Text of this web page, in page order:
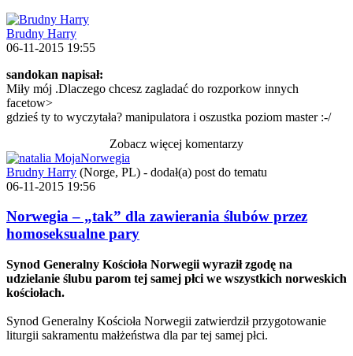
Brudny Harry
06-11-2015 19:55
sandokan napisał:
Miły mój .Dlaczego chcesz zagladać do rozporkow innych
facetow>
gdzieś ty to wyczytała? manipulatora i oszustka poziom master :-/
Zobacz więcej komentarzy
Brudny Harry (Norge, PL) - dodał(a) post do tematu
06-11-2015 19:56
Norwegia – „tak” dla zawierania ślubów przez
homoseksualne pary
Synod Generalny Kościoła Norwegii wyraził zgodę na
udzielanie ślubu parom tej samej płci we wszystkich norweskich
kościołach.
Synod Generalny Kościoła Norwegii zatwierdził przygotowanie
liturgii sakramentu małżeństwa dla par tej samej płci.